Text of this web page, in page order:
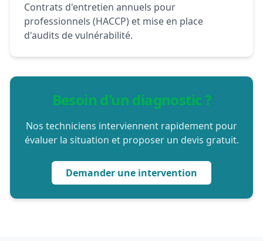
Contrats d'entretien annuels pour
professionnels (HACCP) et mise en place
d'audits de vulnérabilité.
Besoin d'un diagnostic ?
Nos techniciens interviennent rapidement pour
évaluer la situation et proposer un devis gratuit.
Demander une intervention